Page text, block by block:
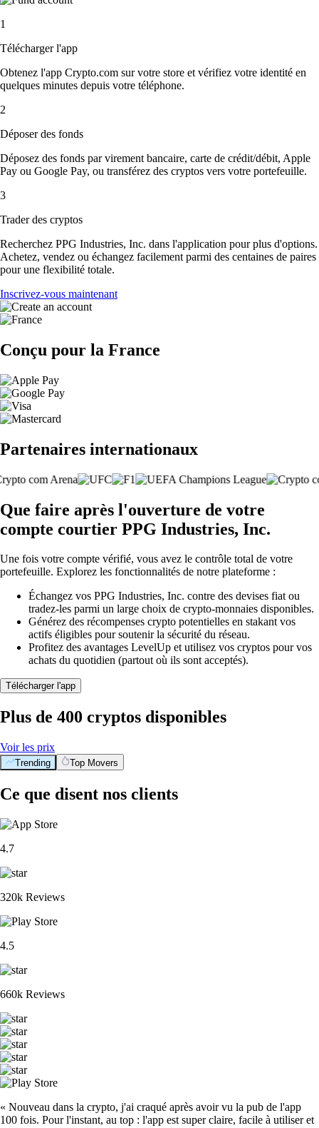
1
Télécharger l'app
Obtenez l'app Crypto.com sur votre store et vérifiez votre identité en
quelques minutes depuis votre téléphone.
2
Déposer des fonds
Déposez des fonds par virement bancaire, carte de crédit/débit, Apple
Pay ou Google Pay, ou transférez des cryptos vers votre portefeuille.
3
Trader des cryptos
Recherchez PPG Industries, Inc. dans l'application pour plus d'options.
Achetez, vendez ou échangez facilement parmi des centaines de paires
pour une flexibilité totale.
Inscrivez-vous maintenant
Conçu pour la France
Partenaires internationaux
Que faire après l'ouverture de votre
compte courtier PPG Industries, Inc.
Une fois votre compte vérifié, vous avez le contrôle total de votre
portefeuille. Explorez les fonctionnalités de notre plateforme :
Échangez vos PPG Industries, Inc. contre des devises fiat ou
tradez-les parmi un large choix de crypto-monnaies disponibles.
Générez des récompenses crypto potentielles en stakant vos
actifs éligibles pour soutenir la sécurité du réseau.
Profitez des avantages LevelUp et utilisez vos cryptos pour vos
achats du quotidien (partout où ils sont acceptés).
Télécharger l'app
Plus de 400 cryptos disponibles
Voir les prix
Trending Top Movers
Ce que disent nos clients
4.7
320k Reviews
4.5
660k Reviews
« Nouveau dans la crypto, j'ai craqué après avoir vu la pub de l'app
100 fois. Pour l'instant, au top : l'app est super claire, facile à utiliser et